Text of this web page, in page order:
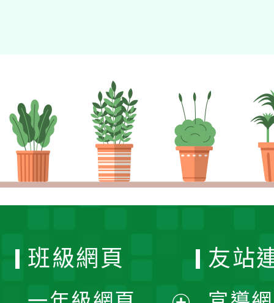
班級網頁 友站